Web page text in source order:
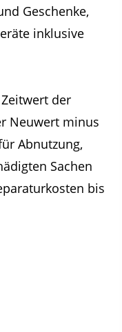
Geschenke,
inklusive
der
Neuwert minus
Abnutzung,
Sachen
bis